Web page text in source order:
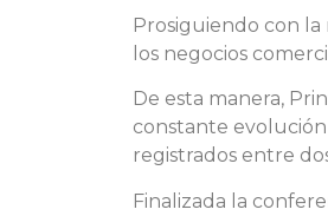
Prosiguiendo con
los negocios
De esta manera,
constante
registrados entre
Finalizada la